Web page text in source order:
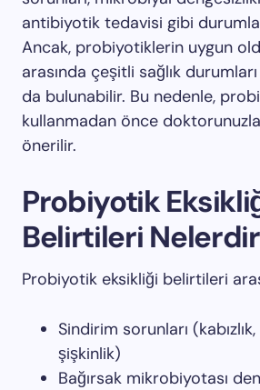
antibiyotik tedavisi gibi
Ancak, probiyotiklerin uygun
arasında çeşitli sağlık
da bulunabilir. Bu nedenle,
kullanmadan önce
önerilir.
Probiyotik
Belirtileri
Probiyotik eksikliği belirtileri
Sindirim sorunları
şişkinlik)
Bağırsak mikrobiyotası